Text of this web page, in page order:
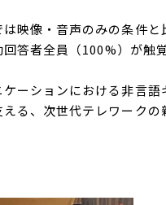
映像・音声のみの条件
答者全員（100%）が触
ーションにおける非言
る、次世代テレワーク